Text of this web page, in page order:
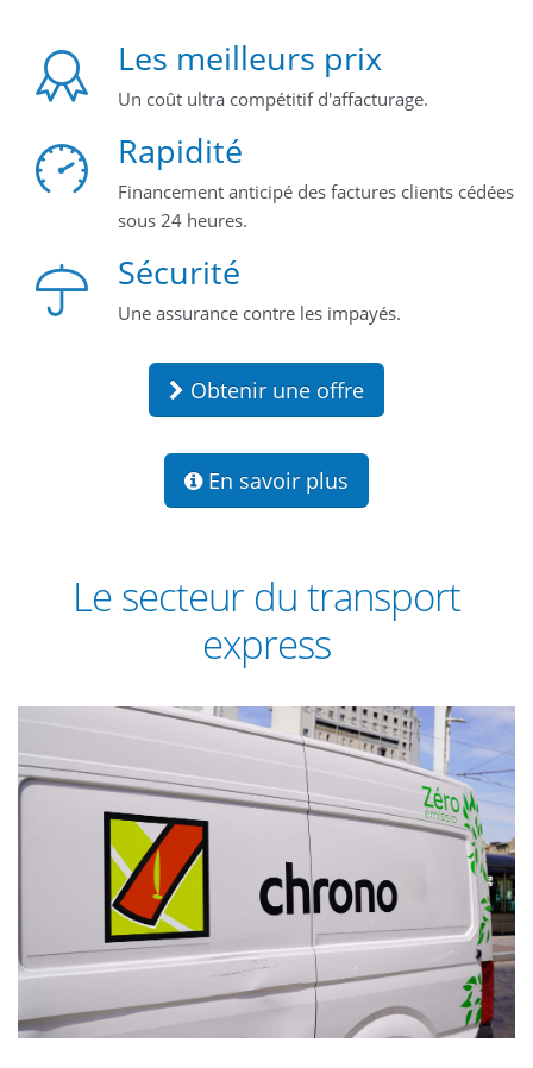
Les meilleurs prix
Un coût ultra compétitif d'affacturage.
Rapidité
Financement anticipé des factures clients cédées
sous 24 heures.
Sécurité
Une assurance contre les impayés.
Obtenir une offre
En savoir plus
Le secteur du transport
express